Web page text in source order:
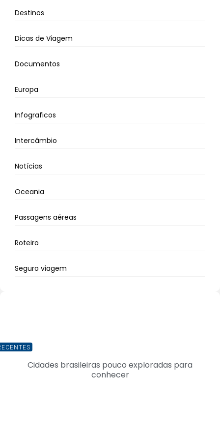
Destinos
Dicas de Viagem
Documentos
Europa
Infograficos
Intercâmbio
Notícias
Oceania
Passagens aéreas
Roteiro
Seguro viagem
Cidades brasileiras pouco exploradas para
conhecer